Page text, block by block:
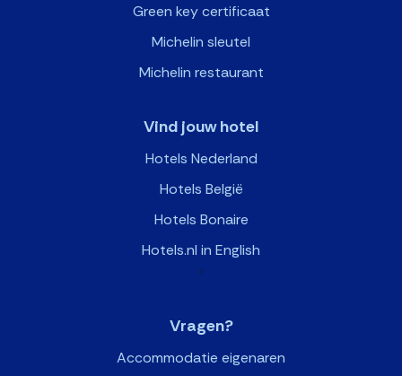
Green key certificaat
Michelin sleutel
Michelin restaurant
Vind jouw hotel
Hotels Nederland
Hotels België
Hotels Bonaire
Hotels.nl in English
>
Vragen?
Accommodatie eigenaren